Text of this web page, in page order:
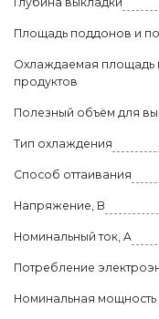
Площадь поддонов и
Охлаждаемая площадь
продуктов
Полезный объём для
Тип охлаждения
Способ оттаивания
Напряжение, В
Номинальный ток, A
Потребление
Номинальная мощность